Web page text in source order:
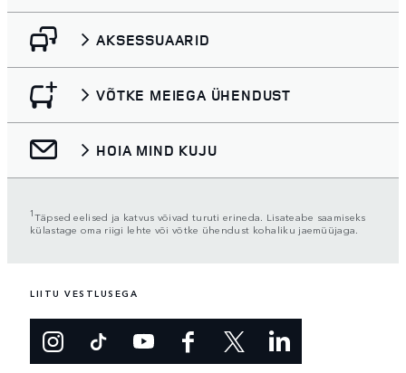
AKSESSUAARID
VÕTKE MEIEGA ÜHENDUST
HOIA MIND KUJU
1Täpsed eelised ja katvus võivad turuti erineda. Lisateabe saamiseks
külastage oma riigi lehte või võtke ühendust kohaliku jaemüüjaga.
LIITU VESTLUSEGA